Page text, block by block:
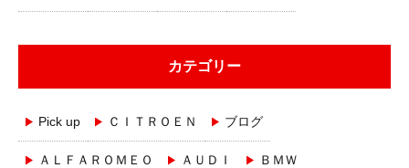
カテゴリー
Pick up ＣＩＴＲＯＥＮ ブログ
ＡＬＦＡＲＯＭＥＯ ＡＵＤＩ ＢＭＷ